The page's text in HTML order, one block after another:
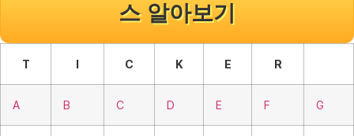
스 알아보기
T I C K E R
A B C D E F G